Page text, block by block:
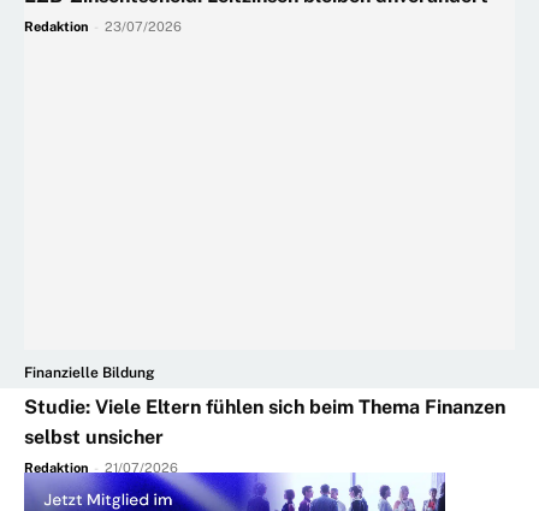
Redaktion 23/07/2026
Finanzielle Bildung
Studie: Viele Eltern fühlen sich beim Thema Finanzen
selbst unsicher
Redaktion - 21/07/2026